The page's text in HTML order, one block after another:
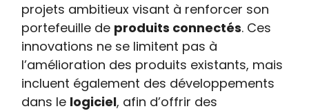
projets ambitieux visant à renforcer son
portefeuille de produits connectés. Ces
innovations ne se limitent pas à
l’amélioration des produits existants, mais
incluent également des développements
dans le logiciel, afin d’offrir des